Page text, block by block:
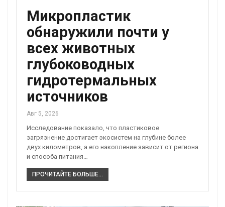
Микропластик
обнаружили почти у
всех животных
глубоководных
гидротермальных
источников
Авг 5, 2026
Исследование показало, что пластиковое
загрязнение достигает экосистем на глубине более
двух километров, а его накопление зависит от региона
и способа питания…
ПРОЧИТАЙТЕ БОЛЬШЕ...